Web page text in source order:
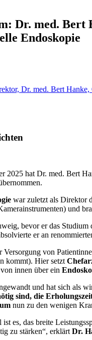
Dr. med.
Endoskopie
2025 hat Dr. med. Bert
war zuletzt als Direktor
und
bevor er das
er an
von
kommt). Hier setzt
innen über ein
und hat sich als
sind, die
nun zu den wenigen
es, das breite
zu stärken“, erklärtDr.